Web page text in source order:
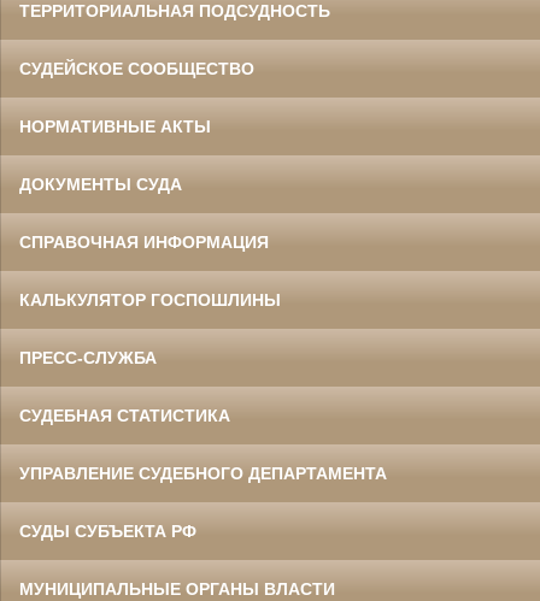
ТЕРРИТОРИАЛЬНАЯ ПОДСУДНОСТЬ
СУДЕЙСКОЕ СООБЩЕСТВО
НОРМАТИВНЫЕ АКТЫ
ДОКУМЕНТЫ СУДА
СПРАВОЧНАЯ ИНФОРМАЦИЯ
КАЛЬКУЛЯТОР ГОСПОШЛИНЫ
ПРЕСС-СЛУЖБА
СУДЕБНАЯ СТАТИСТИКА
УПРАВЛЕНИЕ СУДЕБНОГО ДЕПАРТАМЕНТА
СУДЫ СУБЪЕКТА РФ
МУНИЦИПАЛЬНЫЕ ОРГАНЫ ВЛАСТИ